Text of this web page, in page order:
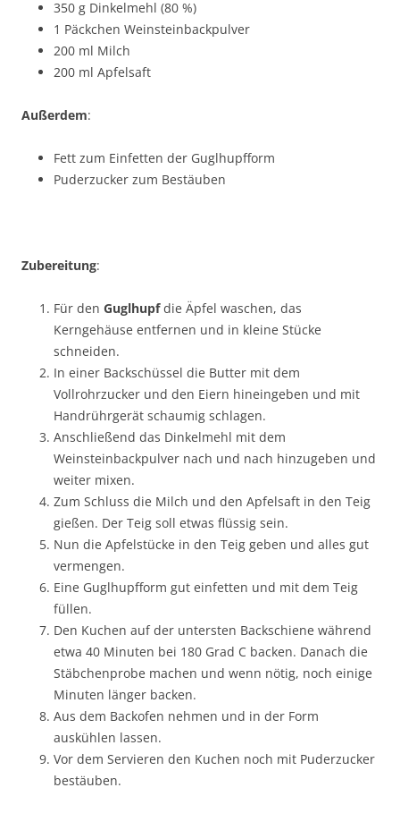
350 g Dinkelmehl (80 %)
1 Päckchen Weinsteinbackpulver
200 ml Milch
200 ml Apfelsaft
Außerdem:
Fett zum Einfetten der Guglhupfform
Puderzucker zum Bestäuben
Zubereitung:
Für den Guglhupfdie Äpfel waschen, das
Kerngehäuse entfernen und in kleine Stücke
schneiden.
In einer Backschüssel die Butter mit dem
Vollrohrzucker und den Eiern hineingeben und mit
Handrührgerät schaumig schlagen.
Anschließend das Dinkelmehl mit dem
Weinsteinbackpulver nach und nach hinzugeben und
weiter mixen.
Zum Schluss die Milch und den Apfelsaft in den Teig
gießen. Der Teig soll etwas flüssig sein.
Nun die Apfelstücke in den Teig geben und alles gut
vermengen.
Eine Guglhupfform gut einfetten und mit dem Teig
füllen.
Den Kuchen auf der untersten Backschiene während
etwa 40 Minuten bei 180 Grad C backen. Danach die
Stäbchenprobe machen und wenn nötig, noch einige
Minuten länger backen.
Aus dem Backofen nehmen und in der Form
auskühlen lassen.
Vor dem Servieren den Kuchen noch mit Puderzucker
bestäuben.